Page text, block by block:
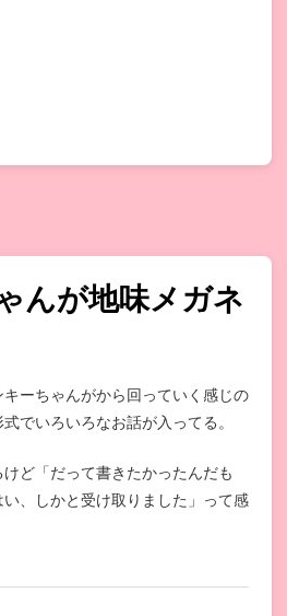
んが地味メガネ
ーちゃんがから回っていく感じの
でいろいろなお話が入ってる。
ど「だって書きたかったんだも
、しかと受け取りました」って感